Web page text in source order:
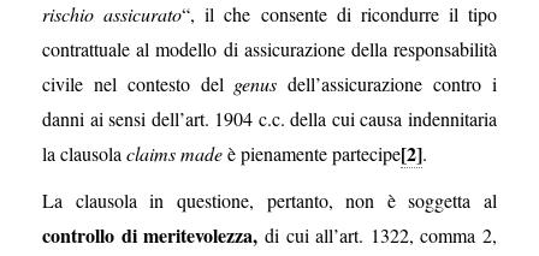
rischio assicurato“, il che consente di ricondurre il tipo
contrattuale al modello di assicurazione della responsabilità
civile nel contesto del genus dell’assicurazione contro i
danni ai sensi dell’art. 1904 c.c. della cui causa indennitaria
la clausola claims madeè pienamente partecipe[2].
La clausola in questione, pertanto, non è soggetta al
controllo di meritevolezza, di cui all’art. 1322, comma 2,